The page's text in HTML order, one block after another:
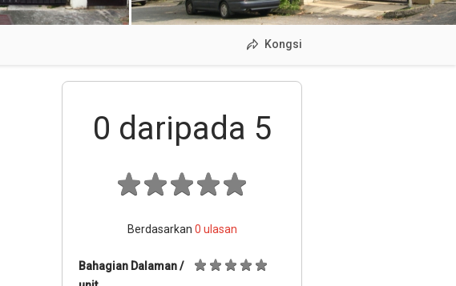
Kongsi
0 daripada 5
Berdasarkan 0 ulasan
Bahagian Dalaman /